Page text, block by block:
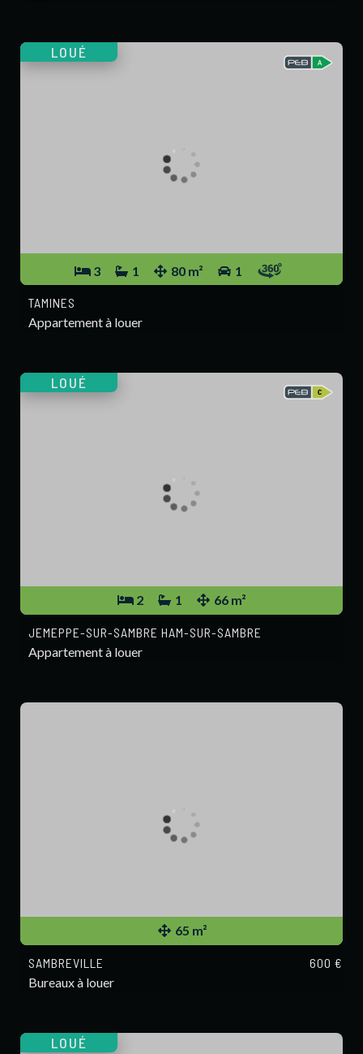
3 1 80 m² 1
LOUÉ
TAMINES
Appartement à louer
2 1 66 m²
LOUÉ
JEMEPPE-SUR-SAMBRE HAM-SUR-SAMBRE
Appartement à louer
65 m²
SAMBREVILLE
Bureaux à louer
600 €
LOUÉ